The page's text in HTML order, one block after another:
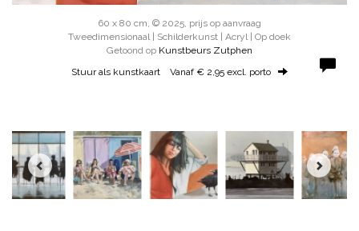
60 x 80 cm, © 2025, prijs op aanvraag
Tweedimensionaal | Schilderkunst | Acryl | Op doek
Getoond op Kunstbeurs Zutphen
Stuur als kunstkaart Vanaf € 2,95 excl. porto